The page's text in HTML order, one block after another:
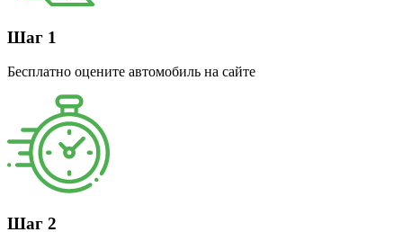
Шаг 1
Бесплатно оцените автомобиль на сайте
Шаг 2